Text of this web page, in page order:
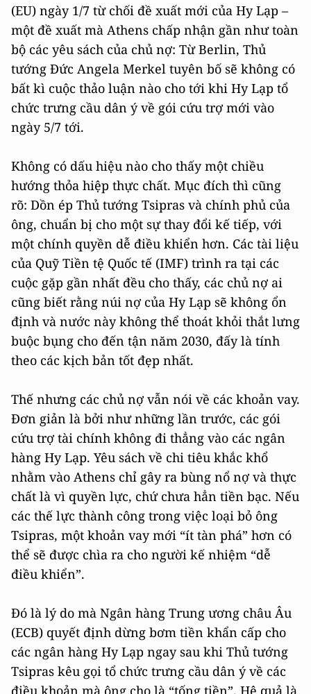
(EU) ngày 1/7 từ chối đề xuất mới của Hy Lạp –
một đề xuất mà Athens chấp nhận gần như toàn
bộ các yêu sách của chủ nợ: Từ Berlin, Thủ
tướng Đức Angela Merkel tuyên bố sẽ không có
bất kì cuộc thảo luận nào cho tới khi Hy Lạp tổ
chức trưng cầu dân ý về gói cứu trợ mới vào
ngày 5/7 tới.
Không có dấu hiệu nào cho thấy một chiều
hướng thỏa hiệp thực chất. Mục đích thì cũng
rõ: Dồn ép Thủ tướng Tsipras và chính phủ của
ông, chuẩn bị cho một sự thay đổi kế tiếp, với
một chính quyền dễ điều khiển hơn. Các tài liệu
của Quỹ Tiền tệ Quốc tế (IMF) trình ra tại các
cuộc gặp gần nhất đều cho thấy, các chủ nợ ai
cũng biết rằng núi nợ của Hy Lạp sẽ không ổn
định và nước này không thể thoát khỏi thắt lưng
buộc bụng cho đến tận năm 2030, đấy là tính
theo các kịch bản tốt đẹp nhất.
Thế nhưng các chủ nợ vẫn nói về các khoản vay.
Đơn giản là bởi như những lần trước, các gói
cứu trợ tài chính không đi thẳng vào các ngân
hàng Hy Lạp. Yêu sách về chi tiêu khắc khổ
nhằm vào Athens chỉ gây ra bùng nổ nợ và thực
chất là vì quyền lực, chứ chưa hẳn tiền bạc. Nếu
các thế lực thành công trong việc loại bỏ ông
Tsipras, một khoản vay mới “ít tàn phá” hơn có
thể sẽ được chìa ra cho người kế nhiệm “dễ
điều khiển”.
Đó là lý do mà Ngân hàng Trung ương châu Âu
(ECB) quyết định dừng bơm tiền khẩn cấp cho
các ngân hàng Hy Lạp ngay sau khi Thủ tướng
Tsipras kêu gọi tổ chức trưng cầu dân ý về các
điều khoản mà ông cho là “tống tiền”. Hệ quả là